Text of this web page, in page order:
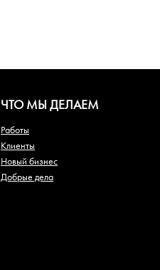
ЧТО МЫ ДЕЛАЕМ
Работы
Клиенты
Новый бизнес
Добрые дела